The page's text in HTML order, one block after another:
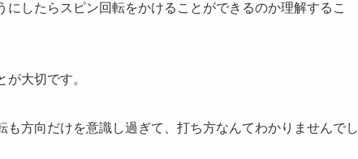
したらスピン回転をかけることができるのか理解するこ
大切です。
方向だけを意識し過ぎて、打ち方なんてわかりませんでし